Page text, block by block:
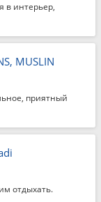
в интерьер,
MUSLIN
приятный
отдыхать.